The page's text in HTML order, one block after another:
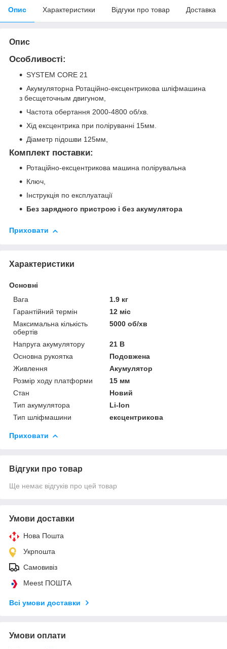
Опис Характеристики Відгуки про товар Доставка
Опис
Особливості:
SYSTEM CORE 21
Акумуляторна Ротаційно-ексцентрикова шліфмашина
з бесщеточным двигуном,
Частота обертання 2000-4800 об/хв.
Хід ексцентрика при поліруванні 15мм.
Діаметр підошви 125мм,
Комплект поставки:
Ротаційно-ексцентрикова машина полірувальна
Ключ,
Інструкція по експлуатації
Без зарядного пристрою і без акумулятора
Приховати
Характеристики
Основні
Вага
1.9 кг
Гарантійний термін
12 міс
Максимальна кількість
обертів
5000 об/хв
Напруга акумулятору
21 В
Основна рукоятка
Подовжена
Живлення
Акумулятор
Розмір ходу платформи
15 мм
Стан
Новий
Тип акумулятора
Li-Ion
Тип шліфмашини
ексцентрикова
Приховати
Відгуки про товар
Ще немає відгуків про цей товар
Умови доставки
Нова Пошта
Укрпошта
Самовивіз
Meest ПОШТА
Всі умови доставки
Умови оплати